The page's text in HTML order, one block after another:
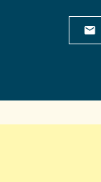
mail